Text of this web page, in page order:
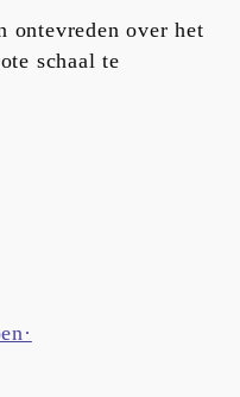
ontevreden over het
schaal te
·